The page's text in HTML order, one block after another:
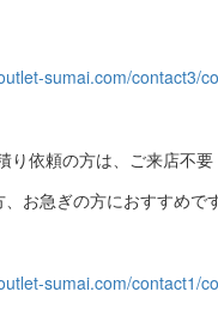
sumai.com/contact3/
り依頼の方は、ご来店不要
お急ぎの方におすすめで
sumai.com/contact1/